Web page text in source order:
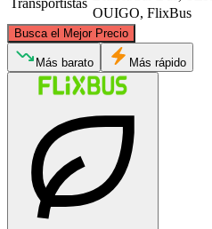
OUIGO, FlixBus
Busca el Mejor Precio
Poitiers
Más barato Más rápido